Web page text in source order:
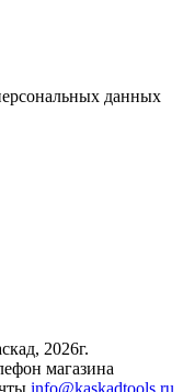
данных
2026г.
магазина
info@kaskadtools.ru